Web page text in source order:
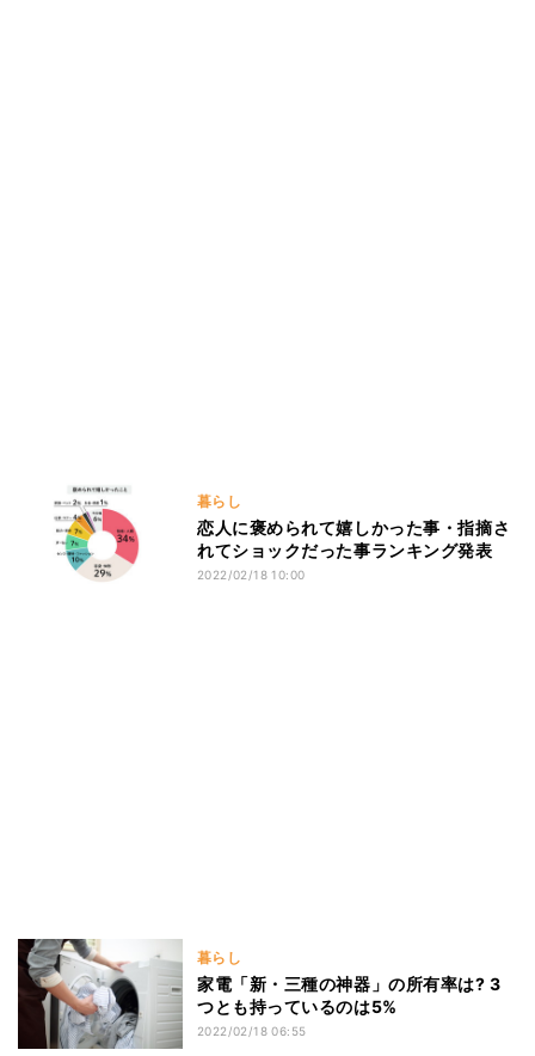
暮らし
恋人に褒められて嬉しかった事・指摘さ
れてショックだった事ランキング発表
2022/02/18 10:00
暮らし
家電「新・三種の神器」の所有率は? 3
つとも持っているのは5%
2022/02/18 06:55